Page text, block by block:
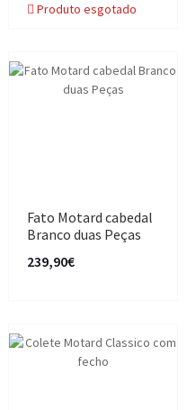
Produto esgotado
Fato Motard cabedal
Branco duas Peças
239,90€